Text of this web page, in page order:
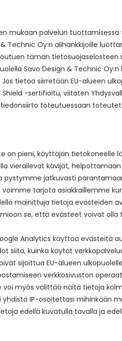
mukaan palvelun
Technic Oy:n alihankkijoille
tämän
Savo Design & Technic
tietoa siirretään EU-alueen
-sertifioitu, viitaten
toteutuessaan
on pieni, käyttäjän tietokoneelle
vierailevat kävijät,
jatkuvasti
tarjota asiakkaillemme
mainittuja tietoja evästeiden
se, että evästeet voivat
Analytics käyttää evästeitä
siitä, kuinka käytät
sijoittua EU-alueen
verkkosivuston
myös välittää näitä tietoja
IP-osoitettasi mihinkään
edellä kuvatulla tavalla ja